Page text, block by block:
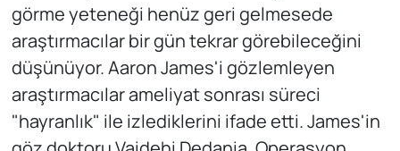
görme yeteneği henüz geri gelmesede
araştırmacılar bir gün tekrar görebileceğini
düşünüyor. Aaron James'i gözlemleyen
araştırmacılar ameliyat sonrası süreci
"hayranlık" ile izlediklerini ifade etti. James'in